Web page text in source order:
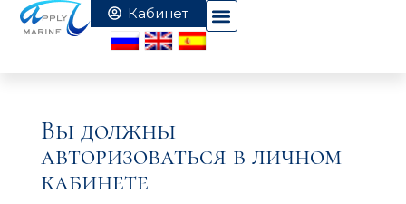
Вы должны
авторизоваться в личном
кабинете